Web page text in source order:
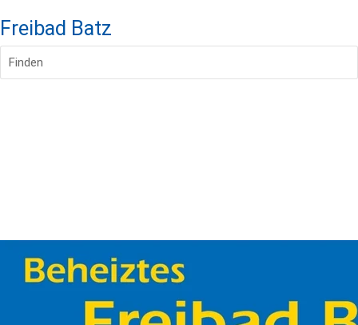
Freibad Batz
Finden